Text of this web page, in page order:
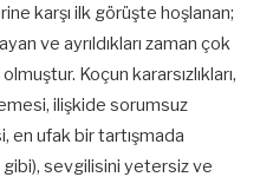
karşı ilk görüşte hoşlanan;
ve ayrıldıkları zaman çok
Koçun kararsızlıkları,
ilişkide sorumsuz
en ufak bir tartışmada
sevgilisini yetersiz ve